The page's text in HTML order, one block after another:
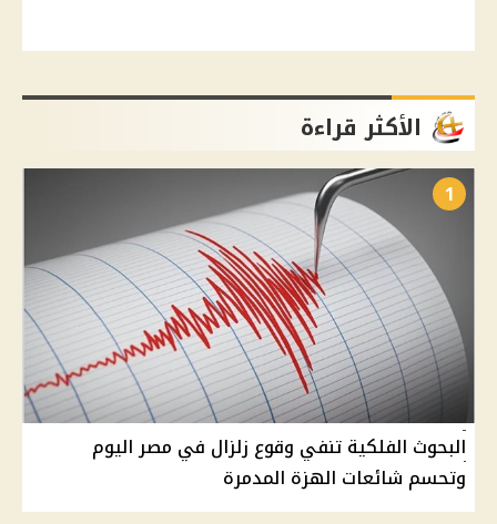
الأكثر قراءة
1
البحوث الفلكية تنفي وقوع زلزال في مصر اليوم
وتحسم شائعات الهزة المدمرة